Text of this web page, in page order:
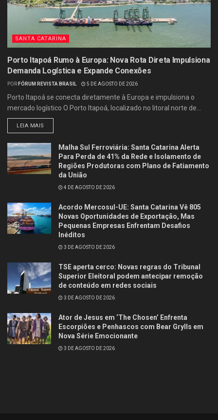
SANTA CATARINA
Porto Itapoá Rumo à Europa: Nova Rota Direta Impulsiona
Demanda Logística e Expande Conexões
POR FÓRUM REVISTA BRASIL 5 DE AGOSTO DE 2026
Porto Itapoá se conecta diretamente à Europa e impulsiona o
mercado logístico O Porto Itapoá, localizado no litoral norte de...
LEIA MAIS
Malha Sul Ferroviária: Santa Catarina Alerta
Para Perda de 41% da Rede e Isolamento de
Regiões Produtoras com Plano de Fatiamento
da União
4 DE AGOSTO DE 2026
Acordo Mercosul-UE: Santa Catarina Vê 805
Novas Oportunidades de Exportação, Mas
Pequenas Empresas Enfrentam Desafios
Inéditos
3 DE AGOSTO DE 2026
TSE aperta cerco: Novas regras do Tribunal
Superior Eleitoral podem antecipar remoção
de conteúdo em redes sociais
3 DE AGOSTO DE 2026
Ator de Jesus em ‘The Chosen’ Enfrenta
Escorpiões e Penhascos com Bear Grylls em
Nova Série Emocionante
3 DE AGOSTO DE 2026